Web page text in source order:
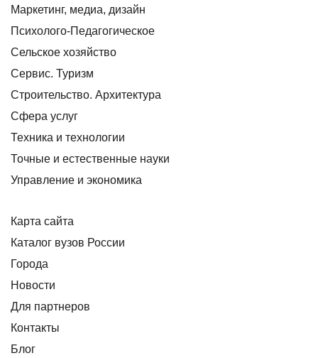
Маркетинг, медиа, дизайн
Психолого-Педагогическое
Сельское хозяйство
Сервис. Туризм
Строительство. Архитектура
Сфера услуг
Техника и технологии
Точные и естественные науки
Управление и экономика
Карта сайта
Каталог вузов России
Города
Новости
Для партнеров
Контакты
Блог